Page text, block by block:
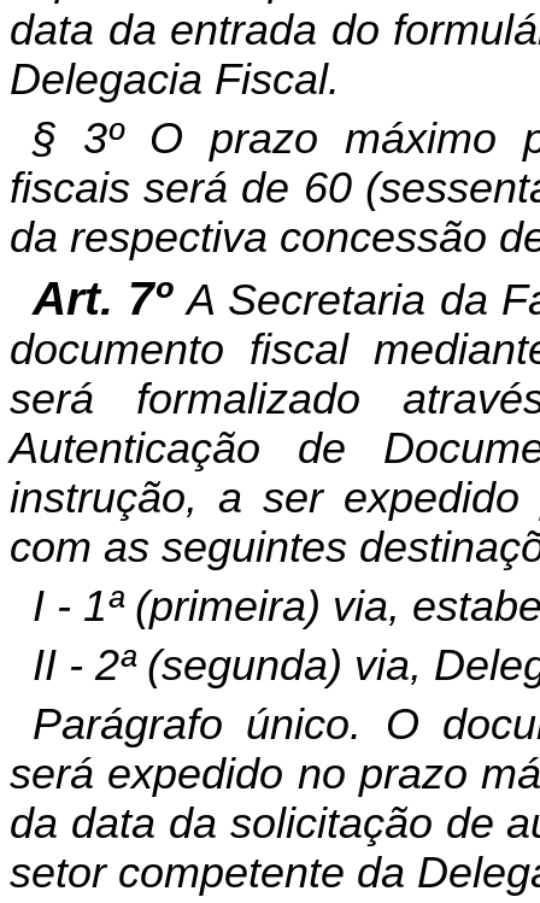
data da entrada do
Delegacia Fiscal.
§ 3º O prazo máximo
fiscais será de 60
da respectiva concessão
Art. 7ºA Secretaria da
documento fiscal
será formalizado
Autenticação de
instrução, a ser
com as seguintes
I - 1ª (primeira) via,
II - 2ª (segunda) via,
Parágrafo único. O
será expedido no prazo
da data da solicitação de
setor competente da